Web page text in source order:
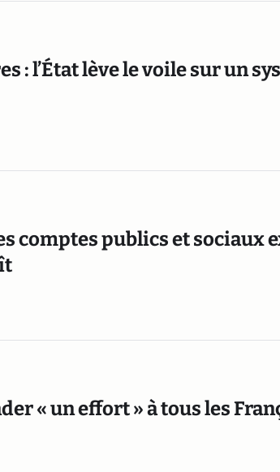
: l’État lève le voile sur un
comptes publics et sociaux
« un effort » à tous les